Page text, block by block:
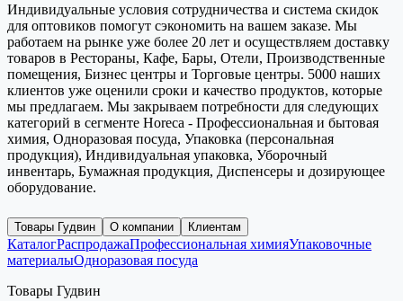
Индивидуальные условия сотрудничества и система скидок
для оптовиков помогут сэкономить на вашем заказе. Мы
работаем на рынке уже более 20 лет и осуществляем доставку
товаров в Рестораны, Кафе, Бары, Отели, Производственные
помещения, Бизнес центры и Торговые центры. 5000 наших
клиентов уже оценили сроки и качество продуктов, которые
мы предлагаем. Мы закрываем потребности для следующих
категорий в сегменте Horeca - Профессиональная и бытовая
химия, Одноразовая посуда, Упаковка (персональная
продукция), Индивидуальная упаковка, Уборочный
инвентарь, Бумажная продукция, Диспенсеры и дозирующее
оборудование.
Товары Гудвин О компании Клиентам
КаталогРаспродажаПрофессиональная химияУпаковочные
материалыОдноразовая посуда
Товары Гудвин